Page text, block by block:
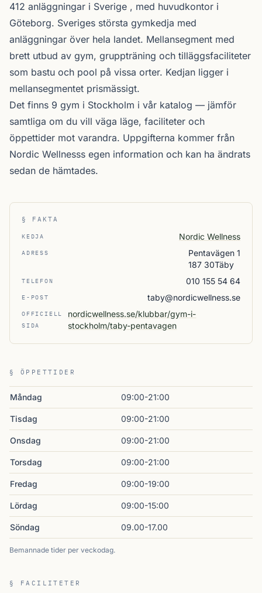
412 anläggningar i Sverige , med huvudkontor i
Göteborg. Sveriges största gymkedja med
anläggningar över hela landet. Mellansegment med
brett utbud av gym, gruppträning och tilläggsfaciliteter
som bastu och pool på vissa orter. Kedjan ligger i
mellansegmentet prismässigt.
Det finns 9 gym i Stockholm i vår katalog — jämför
samtliga om du vill väga läge, faciliteter och
öppettider mot varandra. Uppgifterna kommer från
Nordic Wellnesss egen information och kan ha ändrats
sedan de hämtades.
§ FAKTA
KEDJA Nordic Wellness
ADRESS
Pentavägen 1
187 30Täby
TELEFON 010 155 54 64
E-POST taby@nordicwellness.se
OFFICIELL
SIDA
nordicwellness.se/klubbar/gym-i-
stockholm/taby-pentavagen
§ ÖPPETTIDER
Måndag 09:00-21:00
Tisdag 09:00-21:00
Onsdag 09:00-21:00
Torsdag 09:00-21:00
Fredag 09:00-19:00
Lördag 09:00-15:00
Söndag 09.00-17.00
Bemannade tider per veckodag.
§ FACILITETER